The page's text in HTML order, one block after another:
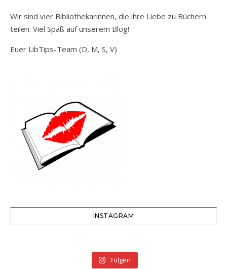
Wir sind vier Bibliothekarinnen, die ihre Liebe zu Büchern
teilen. Viel Spaß auf unserem Blog!
Euer LibTips-Team (D, M, S, V)
INSTAGRAM
Folgen